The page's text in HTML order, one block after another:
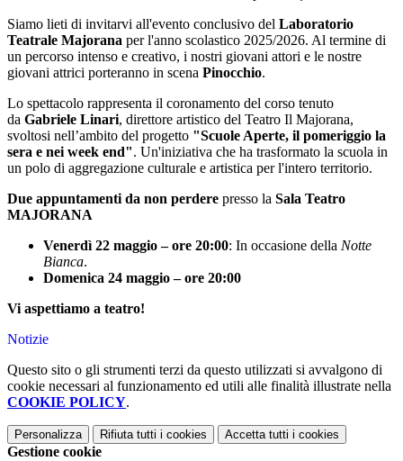
Siamo lieti di invitarvi all'evento conclusivo del Laboratorio
Teatrale Majorana per l'anno scolastico 2025/2026. Al termine di
un percorso intenso e creativo, i nostri giovani attori e le nostre
giovani attrici porteranno in scena Pinocchio.
Lo spettacolo rappresenta il coronamento del corso tenuto
da Gabriele Linari, direttore artistico del Teatro Il Majorana,
svoltosi nell’ambito del progetto "Scuole Aperte, il pomeriggio la
sera e nei week end". Un'iniziativa che ha trasformato la scuola in
un polo di aggregazione culturale e artistica per l'intero territorio.
Due appuntamenti da non perdere presso la Sala Teatro
MAJORANA
Venerdì 22 maggio – ore 20:00: In occasione della Notte
Bianca.
Domenica 24 maggio – ore 20:00
Vi aspettiamo a teatro!
Notizie
Questo sito o gli strumenti terzi da questo utilizzati si avvalgono di
cookie necessari al funzionamento ed utili alle finalità illustrate nella
COOKIE POLICY.
Personalizza Rifiuta tutti i cookies Accetta tutti i cookies
Gestione cookie